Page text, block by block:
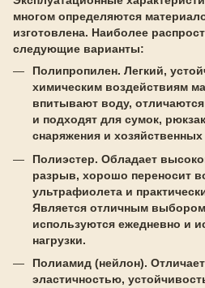
многом определяются
изготовлена. Наиболее
следующие варианты:
Полипропилен. Легкий,
химическим воздействиям
впитывают воду,
и подходят для сумок,
снаряжения и
Полиэстер. Обладает
разрыв, хорошо переносит
ультрафиолета и
Является отличным
используются ежедневно и
нагрузки.
Полиамид (нейлон).
эластичностью,